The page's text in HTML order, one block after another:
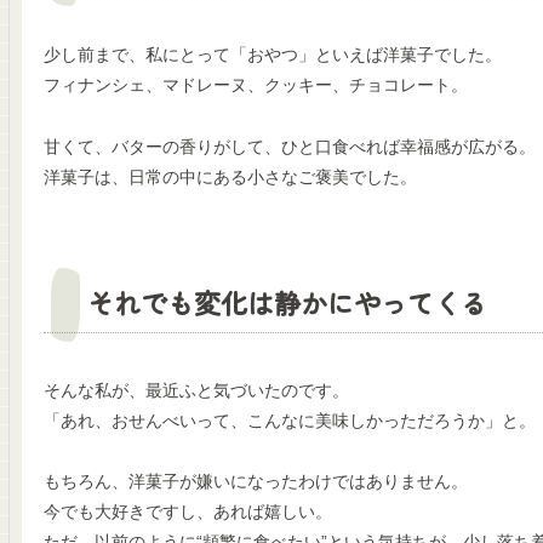
少し前まで、私にとって「おやつ」といえば洋菓子でした。
フィナンシェ、マドレーヌ、クッキー、チョコレート。
甘くて、バターの香りがして、ひと口食べれば幸福感が広がる。
洋菓子は、日常の中にある小さなご褒美でした。
それでも変化は静かにやってくる
そんな私が、最近ふと気づいたのです。
「あれ、おせんべいって、こんなに美味しかっただろうか」と。
もちろん、洋菓子が嫌いになったわけではありません。
今でも大好きですし、あれば嬉しい。